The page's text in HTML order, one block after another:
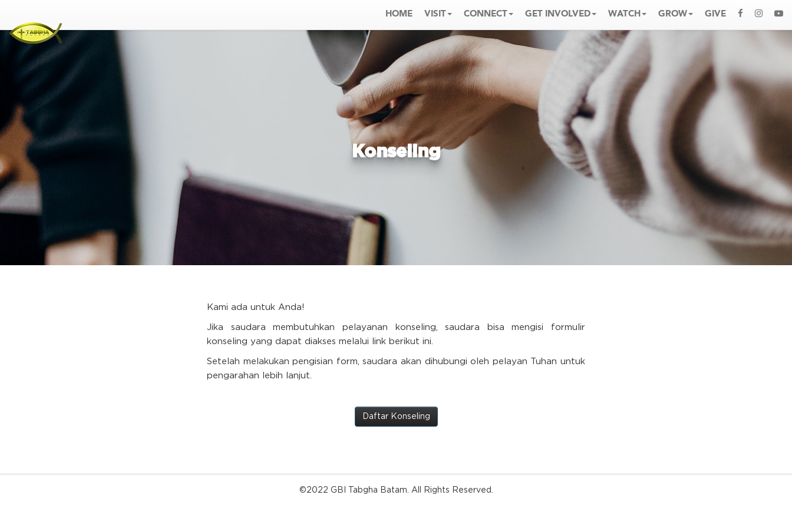
HOME VISIT CONNECT GET INVOLVED WATCH GROW GIVE
Konseling
Kami ada untuk Anda!
Jika saudara membutuhkan pelayanan konseling, saudara bisa mengisi formulir
konseling yang dapat diakses melalui link berikut ini.
Setelah melakukan pengisian form, saudara akan dihubungi oleh pelayan Tuhan untuk
pengarahan lebih lanjut.
Daftar Konseling
©2022 GBI Tabgha Batam. All Rights Reserved.